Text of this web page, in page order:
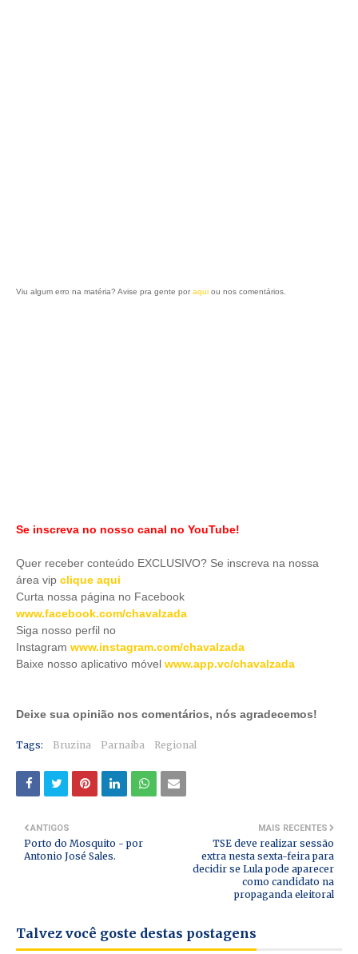
Viu algum erro na matéria? Avise pra gente por aqui ou nos comentários.
Se inscreva no nosso canal no YouTube!
Quer receber conteúdo EXCLUSIVO? Se inscreva na nossa
área vip clique aqui
Curta nossa página no Facebook
www.facebook.com/chavalzada
Siga nosso perfil no
Instagram www.instagram.com/chavalzada
Baixe nosso aplicativo móvel www.app.vc/chavalzada
Deixe sua opinião nos comentários, nós agradecemos!
Tags: Bruzina Parnaíba Regional
MAIS RECENTES
TSE deve realizar sessão
extra nesta sexta-feira para
decidir se Lula pode aparecer
como candidato na
propaganda eleitoral
ANTIGOS
Porto do Mosquito - por
Antonio José Sales.
Talvez você goste destas postagens